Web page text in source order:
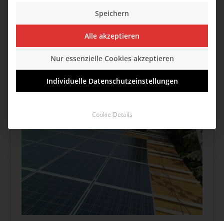
Asbestzementdächern auswirken.
PDF ansehen
Speichern
Alle akzeptieren
Nur essenzielle Cookies akzeptieren
Individuelle Datenschutzeinstellungen
Cookie-Details